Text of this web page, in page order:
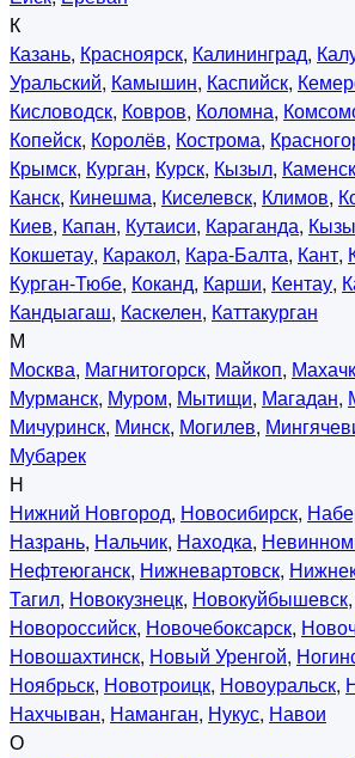
К
Казань, Красноярск, Калининград,
Уральский, Камышин, Каспийск,
Кисловодск, Ковров, Коломна,
Копейск, Королёв, Кострома,
Крымск, Курган, Курск, Кызыл,
Канск, Кинешма, Киселевск, Климов,
Киев, Капан, Кутаиси, Караганда,
Кокшетау, Каракол, Кара-Балта, Кант,
Курган-Тюбе, Коканд, Карши, Кентау,
Кандыагаш, Каскелен, Каттакурган
М
Москва, Магнитогорск, Майкоп,
Мурманск, Муром, Мытищи, Магадан,
Мичуринск, Минск, Могилев,
Мубарек
Н
Нижний Новгород, Новосибирск,
Назрань, Нальчик, Находка,
Нефтеюганск, Нижневартовск,
Тагил, Новокузнецк, Новокуйбышевск,
Новороссийск, Новочебоксарск,
Новошахтинск, Новый Уренгой,
Ноябрьск, Новотроицк, Новоуральск,
Нахчыван, Наманган, Нукус, Навои
О